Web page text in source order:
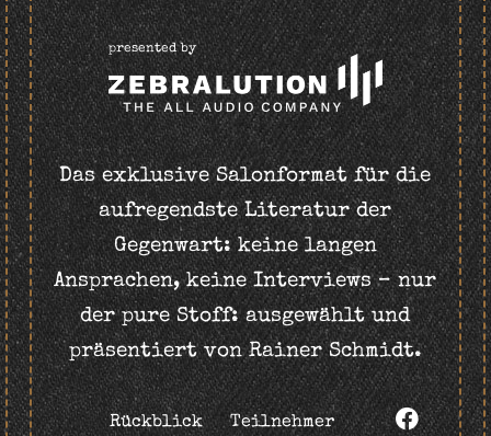
presented by
Das exklusive Salonformat für die
aufregendste Literatur der
Gegenwart: keine langen
Ansprachen, keine Interviews – nur
der pure Stoff: ausgewählt und
präsentiert von Rainer Schmidt.
Rückblick Teilnehmer